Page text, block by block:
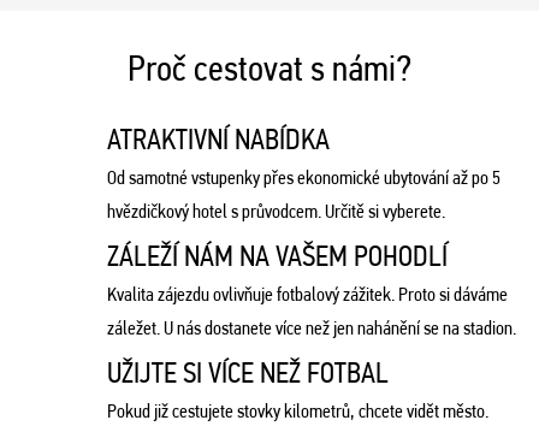
Proč cestovat s námi?
ATRAKTIVNÍ NABÍDKA
Od samotné vstupenky přes ekonomické ubytování až po 5
hvězdičkový hotel s průvodcem. Určitě si vyberete.
ZÁLEŽÍ NÁM NA VAŠEM POHODLÍ
Kvalita zájezdu ovlivňuje fotbalový zážitek. Proto si dáváme
záležet. U nás dostanete více než jen nahánění se na stadion.
UŽIJTE SI VÍCE NEŽ FOTBAL
Pokud již cestujete stovky kilometrů, chcete vidět město.